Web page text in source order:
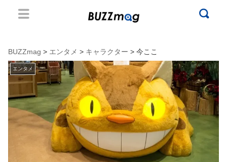
BUZZmag > エンタメ > キャラクター > 今ここ
エンタメ